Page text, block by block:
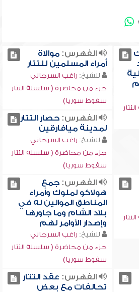
الفهرس:موالاة
أمراء المسلمين للتتار
للشيخ: راغب السرجاني
جزء من محاضرة ( سلسلة التتار
سقوط سوريا)
الفهرس:حصار التتار
لمدينة ميافارقين
للشيخ: راغب السرجاني
جزء من محاضرة ( سلسلة التتار
سقوط سوريا)
الفهرس:جمع
هولاكو لملوك وأمراء
المناطق الموالين له في
بلاد الشام وما جاورها
وإصدار الأوامر لهم
للشيخ: راغب السرجاني
جزء من محاضرة ( سلسلة التتار
سقوط سوريا)
الفهرس: عقد التتار
تحالفات مع بعض